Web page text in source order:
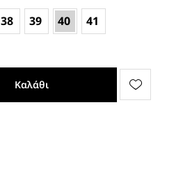
38 39 40 41
Καλάθι